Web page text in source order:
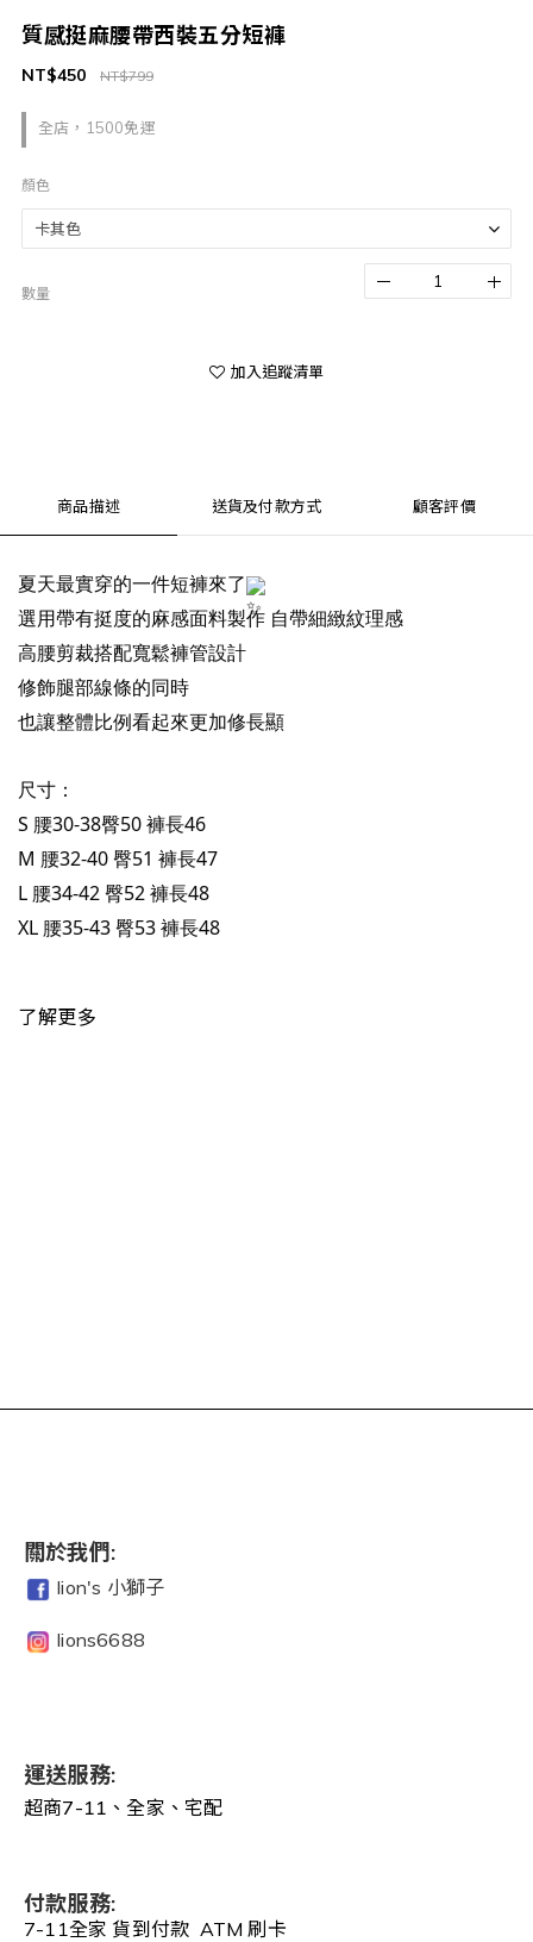
質感挺麻腰帶西裝五分短褲
全店，1500免運
NT$799
NT$450
顏色
數量
加入追蹤清單
商品描述 送貨及付款方式 顧客評價
夏天最實穿的一件短褲來了
選用帶有挺度的麻感面料製作 自帶細緻紋理感
高腰剪裁搭配寬鬆褲管設計
修飾腿部線條的同時
也讓整體比例看起來更加修長顯
尺寸：
S 腰30-38臀50 褲長46
M 腰32-40 臀51 褲長47
L 腰34-42 臀52 褲長48
XL 腰35-43 臀53 褲長48
了解更多
關於我們:
lion's 小獅子
lions6688
運送服務:
超商7-11、全家、宅配
付款服務:
7-11全家 貨到付款 ATM 刷卡